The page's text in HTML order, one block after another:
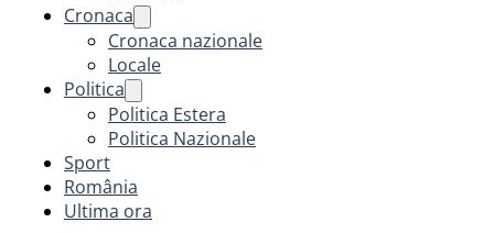
Cronaca
Cronaca nazionale
Locale
Politica
Politica Estera
Politica Nazionale
Sport
România
Ultima ora